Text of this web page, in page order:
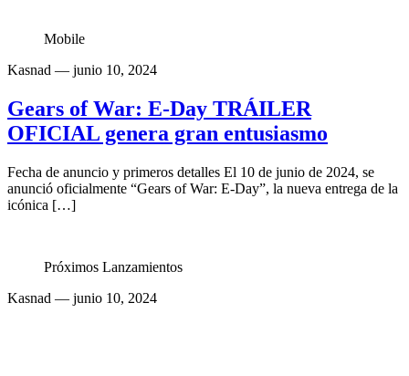
Mobile
Kasnad — junio 10, 2024
Gears of War: E-Day TRÁILER
OFICIAL genera gran entusiasmo
Fecha de anuncio y primeros detalles El 10 de junio de 2024, se
anunció oficialmente “Gears of War: E-Day”, la nueva entrega de la
icónica […]
Próximos Lanzamientos
Kasnad — junio 10, 2024